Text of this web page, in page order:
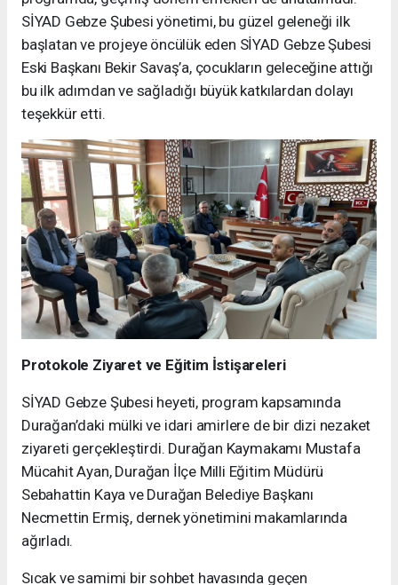
SİYAD Gebze Şubesi yönetimi, bu güzel geleneği ilk
başlatan ve projeye öncülük eden SİYAD Gebze Şubesi
Eski Başkanı Bekir Savaş’a, çocukların geleceğine attığı
bu ilk adımdan ve sağladığı büyük katkılardan dolayı
teşekkür etti.
Protokole Ziyaret ve Eğitim İstişareleri
SİYAD Gebze Şubesi heyeti, program kapsamında
Durağan’daki mülki ve idari amirlere de bir dizi nezaket
ziyareti gerçekleştirdi. Durağan Kaymakamı Mustafa
Mücahit Ayan, Durağan İlçe Milli Eğitim Müdürü
Sebahattin Kaya ve Durağan Belediye Başkanı
Necmettin Ermiş, dernek yönetimini makamlarında
ağırladı.
Sıcak ve samimi bir sohbet havasında geçen